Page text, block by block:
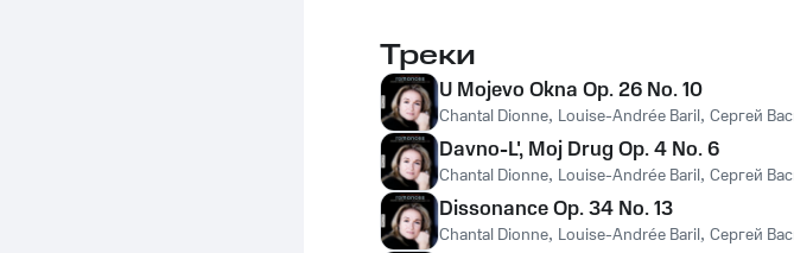
Треки
U Mojevo Okna Op. 26 No. 10
Chantal Dionne, Louise-Andrée Baril, Сергей
Davno-L', Moj Drug Op. 4 No. 6
Chantal Dionne, Louise-Andrée Baril, Сергей
Dissonance Op. 34 No. 13
Chantal Dionne, Louise-Andrée Baril, Сергей